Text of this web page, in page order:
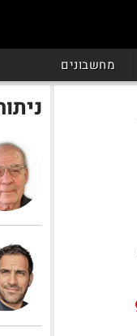
מחשבונים